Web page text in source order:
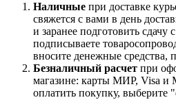
Наличные при доставке
свяжется с вами в день
и заранее подготовить
подписываете
вносите денежные средства,
Безналичный расчет при
магазине: карты МИР, Visa и
оплатить покупку, выберите